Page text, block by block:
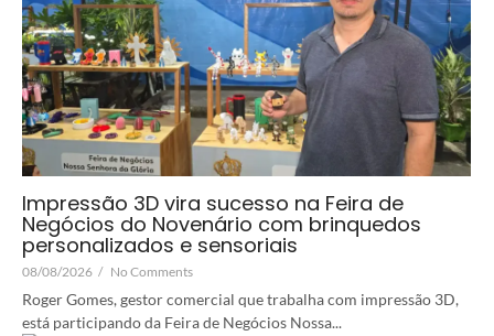
Impressão 3D vira sucesso na Feira de
Negócios do Novenário com brinquedos
personalizados e sensoriais
08/08/2026 / No Comments
Roger Gomes, gestor comercial que trabalha com impressão 3D,
está participando da Feira de Negócios Nossa...